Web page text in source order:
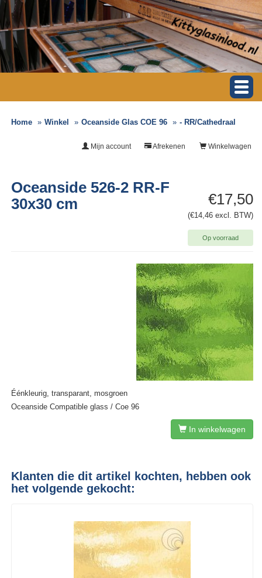
Home Winkel Oceanside Glas COE 96 - RR/Cathedraal
Winkelwagen
Afrekenen
Mijn account
€17,50
(€14,46 excl. BTW)
Op voorraad
Oceanside 526-2 RR-F
30x30 cm
Éénkleurig, transparant, mosgroen
Oceanside Compatible glass / Coe 96
In winkelwagen
Klanten die dit artikel kochten, hebben ook
het volgende gekocht: